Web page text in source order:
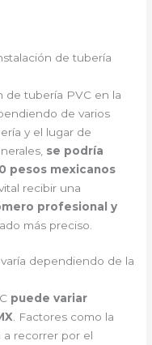
de tubería
de tubería PVC en la
de varios
y el lugar de
se podría
pesos mexicanos
recibir una
profesional y
más preciso.
dependiendo de la
puede variar
. Factores como la
a recorrer por el